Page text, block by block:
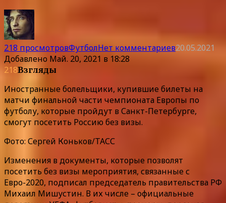
218 просмотровФутболНет комментариев20.05.2021
Добавлено Май. 20, 2021 в 18:28
218Взгляды
Иностранные болельщики, купившие билеты на
матчи финальной части чемпионата Европы по
футболу, которые пройдут в Санкт-Петербурге,
смогут посетить Россию без визы.
Фото: Сергей Коньков/ТАСС
Изменения в документы, которые позволят
посетить без визы мероприятия, связанные с
Евро-2020, подписал председатель правительства РФ
Михаил Мишустин. В их числе – официальные